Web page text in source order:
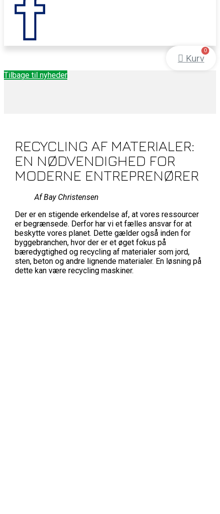
Kurv
Tilbage til nyheder
RECYCLING AF MATERIALER:
EN NØDVENDIGHED FOR
MODERNE ENTREPRENØRER
Af Bay Christensen
Der er en stigende erkendelse af, at vores ressourcer
er begrænsede. Derfor har vi et fælles ansvar for at
beskytte vores planet. Dette gælder også inden for
byggebranchen, hvor der er et øget fokus på
bæredygtighed og recycling af materialer som jord,
sten, beton og andre lignende materialer. En løsning på
dette kan være recycling maskiner.